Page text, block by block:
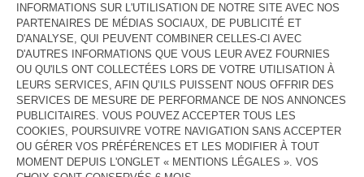
Livraison estiméeentre le mardi 11 août et le jeudi 13 août
AJOUTER AU PANIER
VOIR LA DISPONIBILITE EN MAGASIN
DESCRIPTION
TAILLE ET COUPE
COMPOSITION